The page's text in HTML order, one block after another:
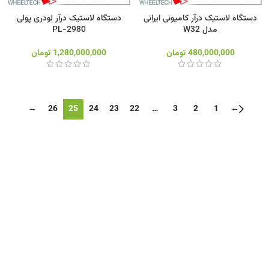
دستگاه لاستیک درآر کامیونی ایرانی
مدل W32
480,000,000 تومان
دستگاه لاستیک درآر لودری پولی
PL-2980
1,280,000,000 تومان
←
1
2
3
…
22
23
24
25
26
→